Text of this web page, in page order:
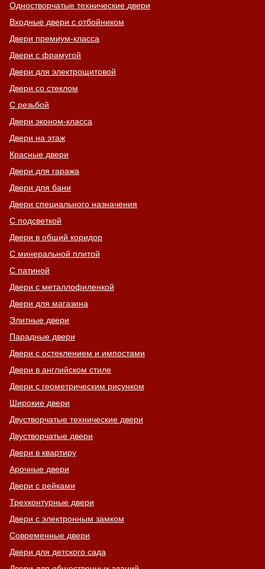
Одностворчатые технические двери
Входные двери с отбойником
Двери премиум-класса
Двери с фрамугой
Двери для электрощитовой
Двери со стеклом
С резьбой
Двери эконом-класса
Двери на этаж
Красные двери
Двери для гаража
Двери для бани
Двери специального назначения
С подсветкой
Двери в общий коридор
С минеральной плитой
С патиной
Двери с металлофиленкой
Двери для магазина
Элитные двери
Парадные двери
Двери с остеклением и импостами
Двери в английском стиле
Двери с геометрическим рисунком
Широкие двери
Двустворчатые технические двери
Двустворчатые двери
Двери в квартиру
Арочные двери
Двери с рейками
Трехконтурные двери
Двери с электронным замком
Современные двери
Двери для детского сада